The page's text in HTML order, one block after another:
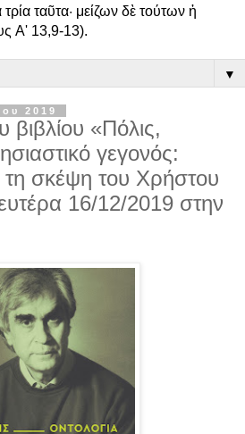
ταῦτα· μείζων δὲ τούτων ἡ
A' 13,9-13).
▼
2019
«Πόλις,
γεγονός:
σκέψη του Χρήστου
16/12/2019 στην